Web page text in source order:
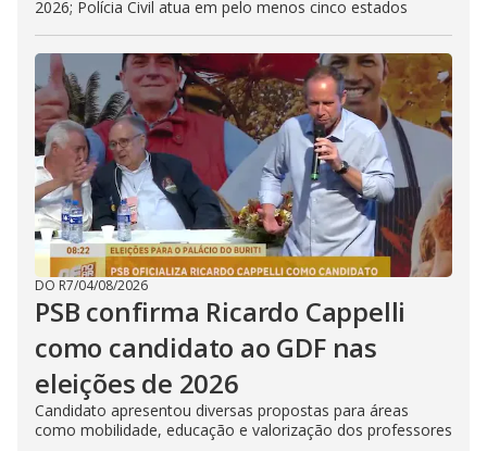
2026; Polícia Civil atua em pelo menos cinco estados
DO R7/04/08/2026
PSB confirma Ricardo Cappelli
como candidato ao GDF nas
eleições de 2026
Candidato apresentou diversas propostas para áreas
como mobilidade, educação e valorização dos professores